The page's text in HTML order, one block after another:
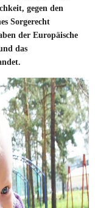
gegen den
Sorgerecht
der Europäische
das